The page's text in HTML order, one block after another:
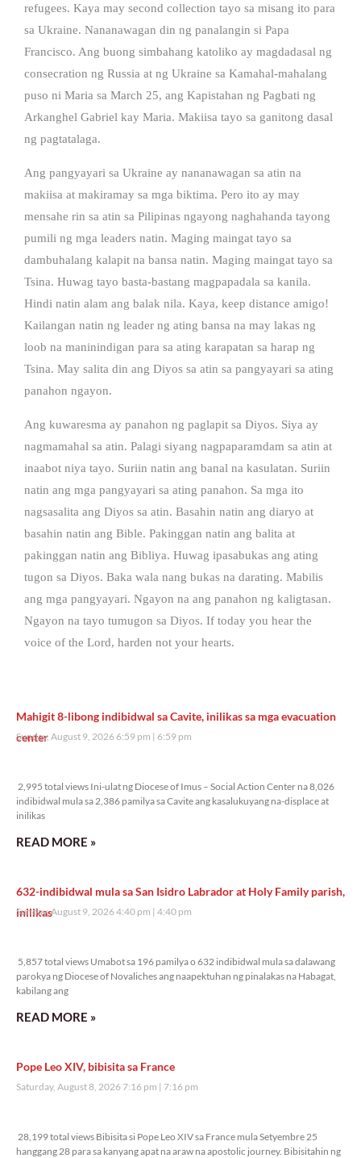
refugees. Kaya may second collection tayo sa misang ito para
sa Ukraine. Nananawagan din ng panalangin si Papa
Francisco. Ang buong simbahang katoliko ay magdadasal ng
consecration ng Russia at ng Ukraine sa Kamahal-mahalang
puso ni Maria sa March 25, ang Kapistahan ng Pagbati ng
Arkanghel Gabriel kay Maria. Makiisa tayo sa ganitong dasal
ng pagtatalaga.
Ang pangyayari sa Ukraine ay nananawagan sa atin na
makiisa at makiramay sa mga biktima. Pero ito ay may
mensahe rin sa atin sa Pilipinas ngayong naghahanda tayong
pumili ng mga leaders natin. Maging maingat tayo sa
dambuhalang kalapit na bansa natin. Maging maingat tayo sa
Tsina. Huwag tayo basta-bastang magpapadala sa kanila.
Hindi natin alam ang balak nila. Kaya, keep distance amigo!
Kailangan natin ng leader ng ating bansa na may lakas ng
loob na maninindigan para sa ating karapatan sa harap ng
Tsina. May salita din ang Diyos sa atin sa pangyayari sa ating
panahon ngayon.
Ang kuwaresma ay panahon ng paglapit sa Diyos. Siya ay
nagmamahal sa atin. Palagi siyang nagpaparamdam sa atin at
inaabot niya tayo. Suriin natin ang banal na kasulatan. Suriin
natin ang mga pangyayari sa ating panahon. Sa mga ito
nagsasalita ang Diyos sa atin. Basahin natin ang diaryo at
basahin natin ang Bible. Pakinggan natin ang balita at
pakinggan natin ang Bibliya. Huwag ipasabukas ang ating
tugon sa Diyos. Baka wala nang bukas na darating. Mabilis
ang mga pangyayari. Ngayon na ang panahon ng kaligtasan.
Ngayon na tayo tumugon sa Diyos. If today you hear the
voice of the Lord, harden not your hearts.
Mahigit 8-libong indibidwal sa Cavite, inilikas sa mga evacuation
center
Sunday, August 9, 2026 6:59 pm 6:59 pm
2,995 total views Ini-ulat ng Diocese of Imus – Social Action Center na 8,026
indibidwal mula sa 2,386 pamilya sa Cavite ang kasalukuyang na-displace at
inilikas
READ MORE »
632-indibidwal mula sa San Isidro Labrador at Holy Family parish,
inilikas
Sunday, August 9, 2026 4:40 pm 4:40 pm
5,857 total views Umabot sa 196 pamilya o 632 indibidwal mula sa dalawang
parokya ng Diocese of Novaliches ang naapektuhan ng pinalakas na Habagat,
kabilang ang
READ MORE »
Pope Leo XIV, bibisita sa France
Saturday, August 8, 2026 7:16 pm 7:16 pm
28,199 total views Bibisita si Pope Leo XIV sa France mula Setyembre 25
hanggang 28 para sa kanyang apat na araw na apostolic journey. Bibisitahin ng